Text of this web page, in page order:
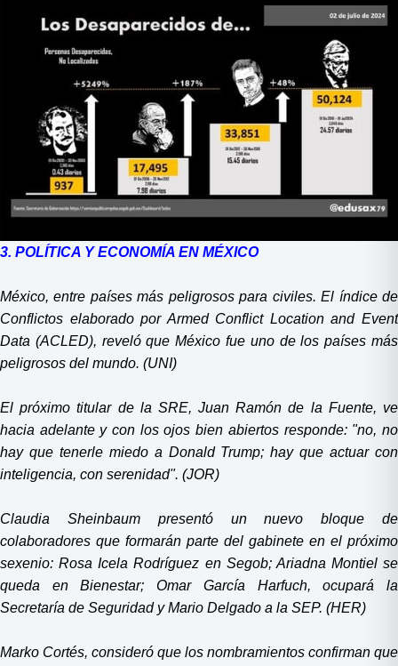
3. POLÍTICA Y ECONOMÍA EN MÉXICO
México, entre países más peligrosos para civiles. El índice de
Conflictos elaborado por Armed Conflict Location and Event
Data (ACLED), reveló que México fue uno de los países más
peligrosos del mundo. (UNI)
El próximo titular de la SRE, Juan Ramón de la Fuente, ve
hacia adelante y con los ojos bien abiertos responde: "no, no
hay que tenerle miedo a Donald Trump; hay que actuar con
inteligencia, con serenidad". (JOR)
Claudia Sheinbaum presentó un nuevo bloque de
colaboradores que formarán parte del gabinete en el próximo
sexenio: Rosa Icela Rodríguez en Segob; Ariadna Montiel se
queda en Bienestar; Omar García Harfuch, ocupará la
Secretaría de Seguridad y Mario Delgado a la SEP. (HER)
Marko Cortés, consideró que los nombramientos confirman que